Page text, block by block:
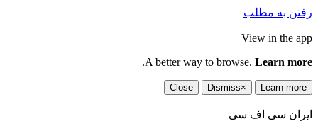
رفتن به مطلب
View in the app
A better way to browse. Learn more
.
Learn more
×
Dismiss
Close
ایران سی اف سی